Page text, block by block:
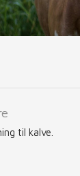
til kalve.